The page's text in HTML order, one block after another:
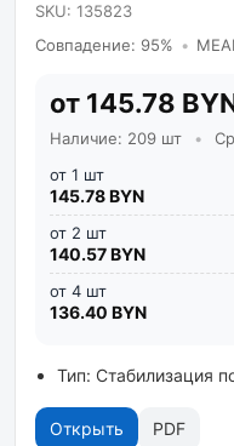
SKU: 135823
Совпадение: 95% •
от 145.78
Наличие: 209 шт •
от 1 шт
145.78 BYN
от 2 шт
140.57 BYN
от 4 шт
136.40 BYN
Тип: Стабилизация
Открыть PDF